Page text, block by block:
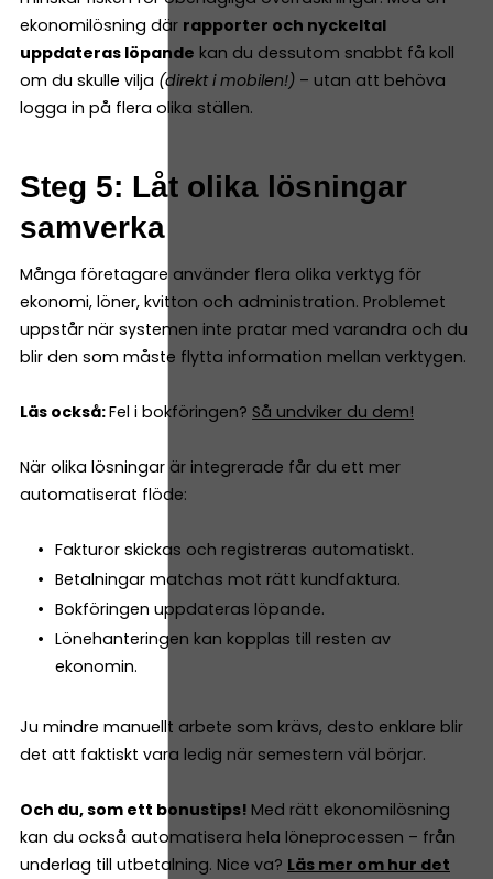
ekonomilösning där rapporter och nyckeltal
uppdateras löpande kan du dessutom snabbt få koll
om du skulle vilja (direkt i mobilen!) – utan att behöva
logga in på flera olika ställen.
Steg 5: Låt olika lösningar
samverka
Många företagare använder flera olika verktyg för
ekonomi, löner, kvitton och administration. Problemet
uppstår när systemen inte pratar med varandra och du
blir den som måste flytta information mellan verktygen.
Läs också:Fel i bokföringen? Så undviker du dem!
När olika lösningar är integrerade får du ett mer
automatiserat flöde:
Fakturor skickas och registreras automatiskt.
Betalningar matchas mot rätt kundfaktura.
Bokföringen uppdateras löpande.
Lönehanteringen kan kopplas till resten av
ekonomin.
Ju mindre manuellt arbete som krävs, desto enklare blir
det att faktiskt vara ledig när semestern väl börjar.
Och du, som ett bonustips! Med rätt ekonomilösning
kan du också automatisera hela löneprocessen – från
underlag till utbetalning. Nice va? Läs mer om hur det